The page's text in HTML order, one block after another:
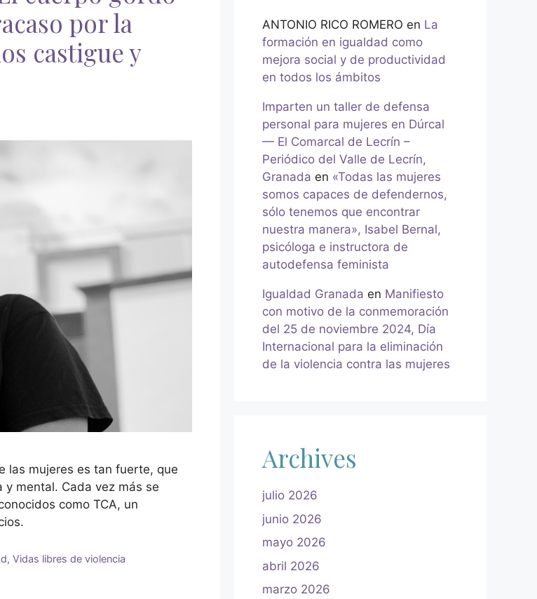
por la
castigue y
las mujeres es tan fuerte, que
mental. Cada vez más se
como TCA, un
,Vidas libres de violencia
ANTONIO RICO ROMERO en La
formación en igualdad como
mejora social y de productividad
en todos los ámbitos
Imparten un taller de defensa
personal para mujeres en Dúrcal
— El Comarcal de Lecrín –
Periódico del Valle de Lecrín,
Granada en «Todas las mujeres
somos capaces de defendernos,
sólo tenemos que encontrar
nuestra manera», Isabel Bernal,
psicóloga e instructora de
autodefensa feminista
Igualdad Granada en Manifiesto
con motivo de la conmemoración
del 25 de noviembre 2024, Día
Internacional para la eliminación
de la violencia contra las mujeres
Archives
julio 2026
junio 2026
mayo 2026
abril 2026
marzo 2026